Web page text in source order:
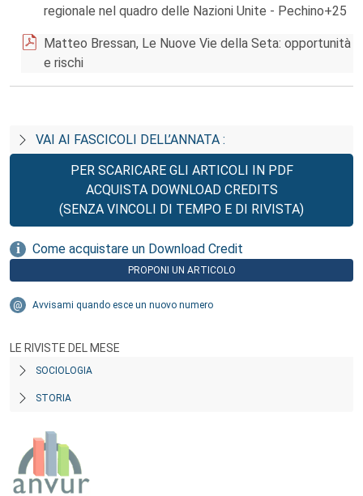
regionale nel quadro delle Nazioni Unite - Pechino+25
Matteo Bressan, Le Nuove Vie della Seta: opportunità
e rischi
VAI AI FASCICOLI DELL’ANNATA :
PER SCARICARE GLI ARTICOLI IN PDF
ACQUISTA DOWNLOAD CREDITS
(SENZA VINCOLI DI TEMPO E DI RIVISTA)
Come acquistare un Download Credit
PROPONI UN ARTICOLO
Avvisami quando esce un nuovo numero
LE RIVISTE DEL MESE
SOCIOLOGIA
STORIA